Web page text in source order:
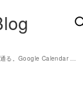
予定を「読み取り専用」から一段進めると、会話の筋が急に通る。Google Calendar を events scope に寄せた日 by PIKO